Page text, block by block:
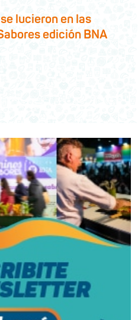
lucieron en las
edición BNA